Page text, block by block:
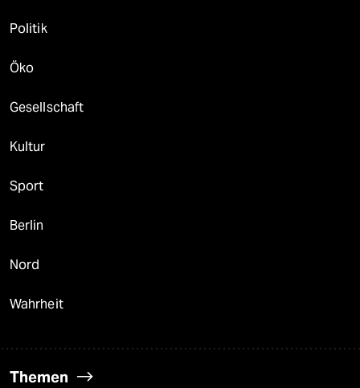
Politik
Öko
Gesellschaft
Kultur
Sport
Berlin
Nord
Wahrheit
Themen